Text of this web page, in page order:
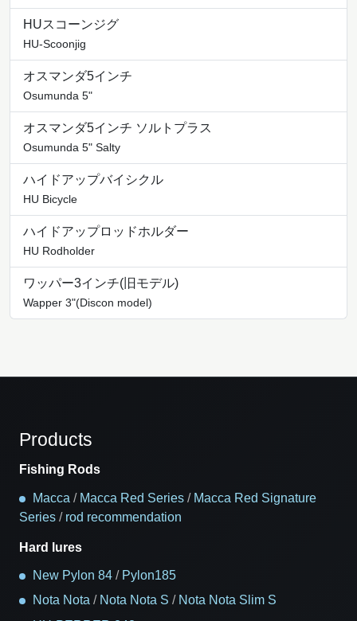
HUスコーンジグ
HU-Scoonjig
オスマンダ5インチ
Osumunda 5"
オスマンダ5インチ ソルトプラス
Osumunda 5" Salty
ハイドアップバイシクル
HU Bicycle
ハイドアップロッドホルダー
HU Rodholder
ワッパー3インチ(旧モデル)
Wapper 3"(Discon model)
Products
Fishing Rods
Macca / Macca Red Series/ Macca Red Signature
Series / rod recommendation
Hard lures
New Pylon 84/ Pylon185
Nota Nota / Nota Nota S / Nota Nota Slim S